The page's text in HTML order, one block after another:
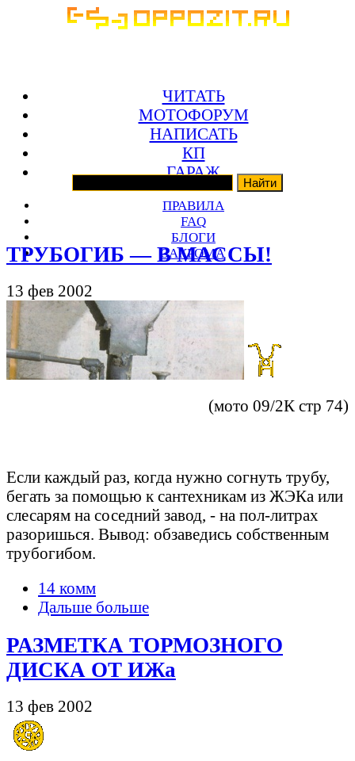
ЧИТАТЬ
МОТОФОРУМ
НАПИСАТЬ
КП
ГАРАЖ
ПРАВИЛА
FAQ
БЛОГИ
ЗАКРОМА
ТРУБОГИБ — В МАССЫ!
13 фев 2002
(мото 09/2К стр 74)
Если каждый раз, когда нужно согнуть трубу,
бегать за помощью к сантехникам из ЖЭКа или
слесарям на соседний завод, - на пол-литрах
разоришься. Вывод: обзаведись собственным
трубогибом.
14 комм
Дальше больше
РАЗМЕТКА ТОРМОЗНОГО
ДИСКА ОТ ИЖа
13 фев 2002